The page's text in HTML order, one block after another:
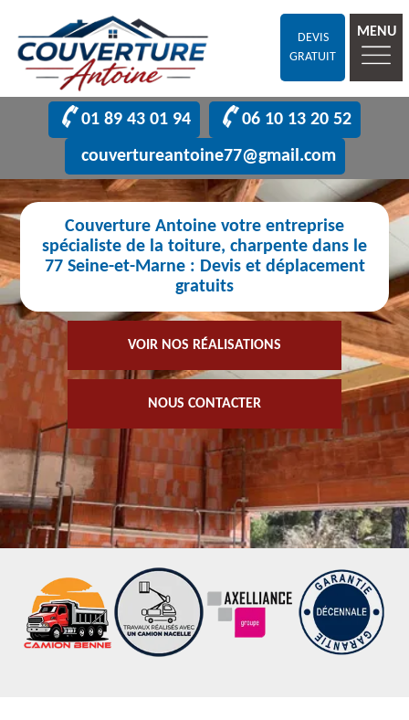
DEVIS
GRATUIT
MENU
01 89 43 01 94
06 10 13 20 52
couvertureantoine77@gmail.com
Couverture Antoine votre entreprise
spécialiste de la toiture, charpente dans le
77 Seine-et-Marne : Devis et déplacement
gratuits
VOIR NOS RÉALISATIONS
NOUS CONTACTER